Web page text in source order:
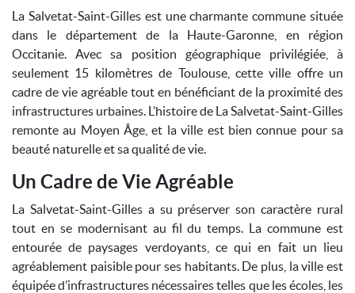
La Salvetat-Saint-Gilles est une charmante commune située
dans le département de la Haute-Garonne, en région
Occitanie. Avec sa position géographique privilégiée, à
seulement 15 kilomètres de Toulouse, cette ville offre un
cadre de vie agréable tout en bénéficiant de la proximité des
infrastructures urbaines. L’histoire de La Salvetat-Saint-Gilles
remonte au Moyen Âge, et la ville est bien connue pour sa
beauté naturelle et sa qualité de vie.
Un Cadre de Vie Agréable
La Salvetat-Saint-Gilles a su préserver son caractère rural
tout en se modernisant au fil du temps. La commune est
entourée de paysages verdoyants, ce qui en fait un lieu
agréablement paisible pour ses habitants. De plus, la ville est
équipée d’infrastructures nécessaires telles que les écoles, les